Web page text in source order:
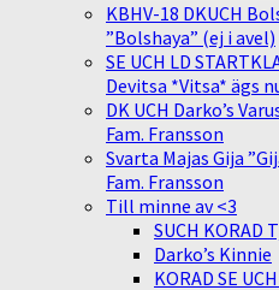
KBHV-18 DKUCH
”Bolshaya” (ej i avel)
SE UCH LD
Devitsa *Vitsa* ägs
DK UCH Darko’s
Fam. Fransson
Svarta Majas Gija
Fam. Fransson
Till minne av <3
SUCH KORAD
Darko’s Kinnie
KORAD SE